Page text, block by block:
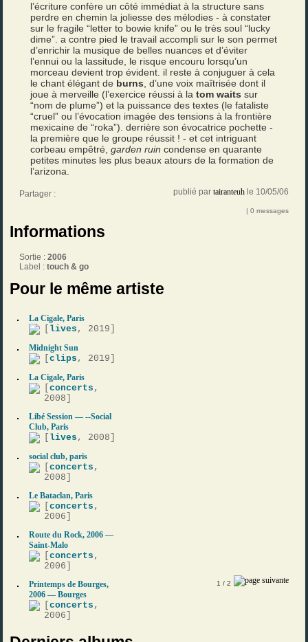
l’écriture confère un côté immédiat à la structure sans
perdre en chemin la joliesse des mélodies - à constater
sur le fragile “letter to bowie knife” ou le très soul “lucky
dime”. a contre pied le travail accompli sur le son permet
d’enrichir la musique de belles nuances et d’éviter
l’ennui ou la lassitude, le risque encouru lorsqu’un
morceau devient trop évident. il reste à conjuguer à cela
le chant élégant de burns , d’une voix maîtrisée dont il
joue à merveille (l’exercice réussi à latom waits sur
“nom de plume”) et la puissance des textes (le fataliste
“cruel” ou l’évocation imagée des tensions à la frontière
mexicaine de “roka”). derrière son évocatrice pochette -
la première que le groupe réussit ! - et cet intriguant
corbeau empêtré,garden ruin condense en quarante
petites minutes les plus beaux atours de la formation de
l’arizona.
Partager : publié par tairanteuh le 10/05/06
| 0 messages
Informations
Sortie :2006
Label :touch & go
Pour le même artiste
La Cigale, Paris
lives , 2019]
Midnight Sun
[clips , 2019]
La Cigale, Paris
[concerts ,
2008]
Libé Session — --Social
Club, Paris
lives , 2008]
social club, paris
[concerts ,
2008]
Le Bataclan, Paris
[concerts ,
2006]
Route du Rock, 2006 —
Saint-Malo
[concerts ,
2006]
Printemps de Bourges,
2006 — Bourges
[concerts ,
2006]
1 / 2